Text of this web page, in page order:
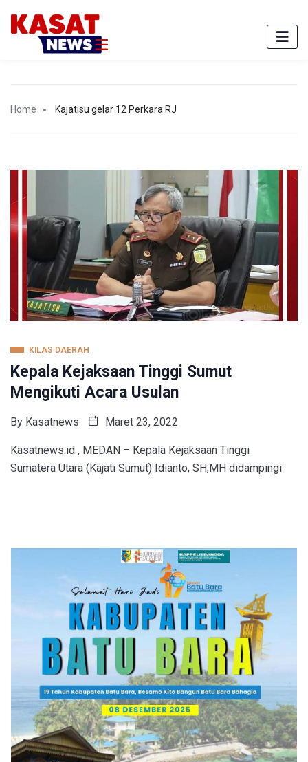
Home Kajatisu gelar 12 Perkara RJ
KILAS DAERAH
Kepala Kejaksaan Tinggi Sumut
Mengikuti Acara Usulan
By Kasatnews Maret 23, 2022
Kasatnews.id , MEDAN – Kepala Kejaksaan Tinggi
Sumatera Utara (Kajati Sumut) Idianto, SH,MH didampingi